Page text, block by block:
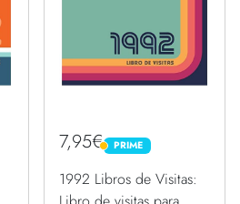
7,95€ PRIME
PRIME
1992 Libros de Visitas: